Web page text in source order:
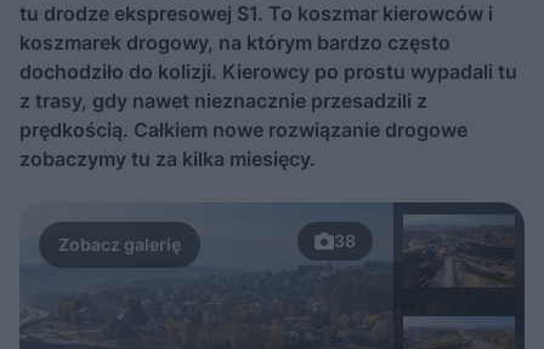
tu drodze ekspresowej S1. To koszmar kierowców i
koszmarek drogowy, na którym bardzo często
dochodziło do kolizji. Kierowcy po prostu wypadali tu
z trasy, gdy nawet nieznacznie przesadzili z
prędkością. Całkiem nowe rozwiązanie drogowe
zobaczymy tu za kilka miesięcy.
38